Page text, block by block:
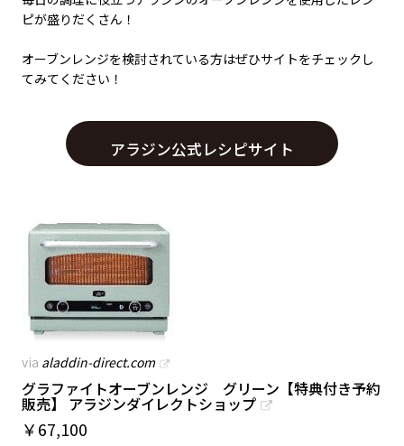
ピが盛りだくさん！
オーブンレンジを検討されている方はぜひサイトをチェックし
てみてください！
アラジン公式レシピサイト
via aladdin-direct.com
グラファイトオーブンレンジ グリーン【特典付き予約
販売】 アラジンダイレクトショップ
￥67,100